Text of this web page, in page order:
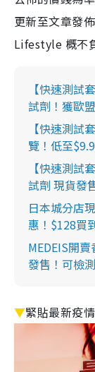
更新至文章發
Lifestyle 概不
【快速測試
試劑！獲歐
【快速測試
覽！低至
【快速測試
試劑 現貨發
日本城分店
惠！$128買
MEDEIS開
發售！可檢
▼緊貼最新疫